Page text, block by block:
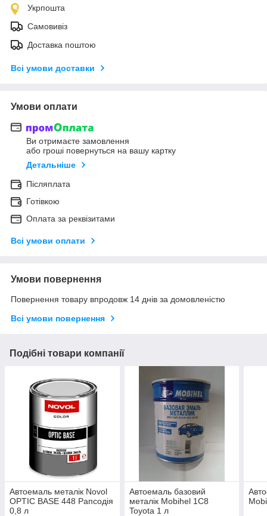
Укрпошта
Самовивіз
Доставка поштою
Всі умови доставки
Умови оплати
Ви отримаєте замовлення
або гроші повернуться на вашу картку
Детальніше
Післяплата
Готівкою
Оплата за реквізитами
Всі умови оплати
Умови повернення
Повернення товару впродовж 14 днів за домовленістю
Всі умови повернення
Подібні товари компанії
Автоемаль металік Novol
OPTIC BASE 448 Рапсодія
0,8 л
Автоемаль базовий
металік Mobihel 1C8
Toyota 1 л